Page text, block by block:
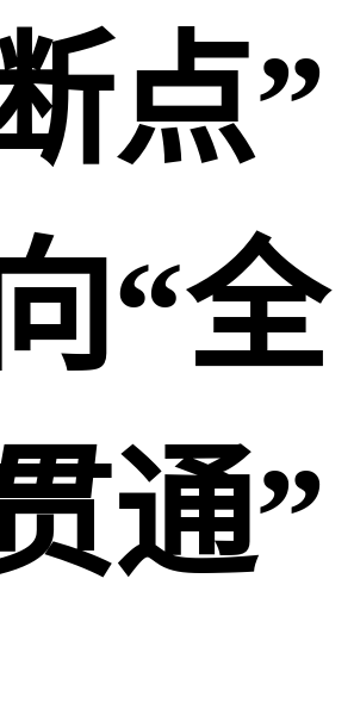
点”
“全
通”